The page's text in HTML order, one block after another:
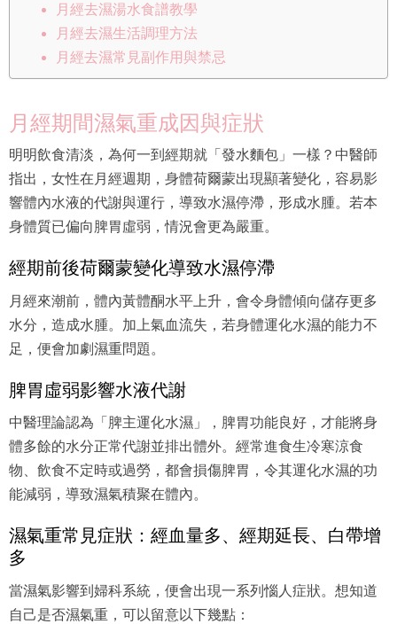
月經去濕湯水食譜教學
月經去濕生活調理方法
月經去濕常見副作用與禁忌
月經期間濕氣重成因與症狀
明明飲食清淡，為何一到經期就「發水麵包」一樣？中醫師
指出，女性在月經週期，身體荷爾蒙出現顯著變化，容易影
響體內水液的代謝與運行，導致水濕停滯，形成水腫。若本
身體質已偏向脾胃虛弱，情況會更為嚴重。
經期前後荷爾蒙變化導致水濕停滯
月經來潮前，體內黃體酮水平上升，會令身體傾向儲存更多
水分，造成水腫。加上氣血流失，若身體運化水濕的能力不
足，便會加劇濕重問題。
脾胃虛弱影響水液代謝
中醫理論認為「脾主運化水濕」，脾胃功能良好，才能將身
體多餘的水分正常代謝並排出體外。經常進食生冷寒涼食
物、飲食不定時或過勞，都會損傷脾胃，令其運化水濕的功
能減弱，導致濕氣積聚在體內。
濕氣重常見症狀：經血量多、經期延長、白帶增
多
當濕氣影響到婦科系統，便會出現一系列惱人症狀。想知道
自己是否濕氣重，可以留意以下幾點：